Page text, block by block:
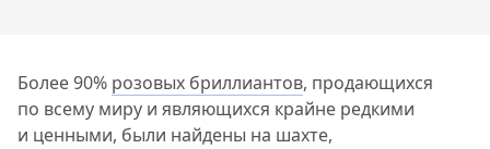
Более 90% розовых бриллиантов, продающихся
по всему миру и являющихся крайне редкими
и ценными, были найдены на шахте,